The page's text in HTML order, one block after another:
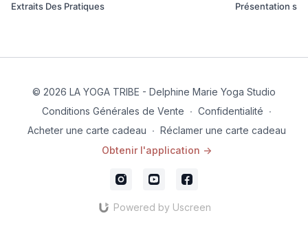
Extraits Des Pratiques Présentation
© 2026 LA YOGA TRIBE - Delphine Marie Yoga Studio
Conditions Générales de Vente ∙ Confidentialité ∙
Acheter une carte cadeau ∙ Réclamer une carte cadeau
Obtenir l'application ->
Powered by Uscreen